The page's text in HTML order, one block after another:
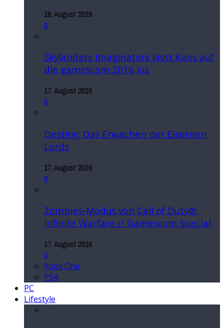
18. August 2016
0
Skylanders Imaginators lässt Kaos auf
die gamescom 2016 los
17. August 2016
0
Destiny: Das Erwachen der Eisernen
Lords
17. August 2016
0
Zombies-Modus von Call of Duty®:
Infinite Warfare // Gamescom Special
17. August 2016
0
Xbox One
PS4
PC
Lifestyle